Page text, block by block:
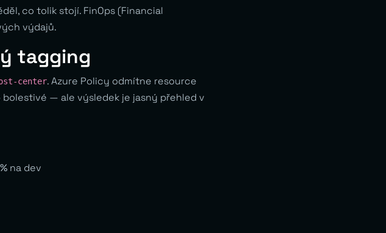
co tolik stojí. FinOps (Financial
výdajů.
tagging
center. Azure Policy odmítne resource
— ale výsledek je jasný přehled v
na dev